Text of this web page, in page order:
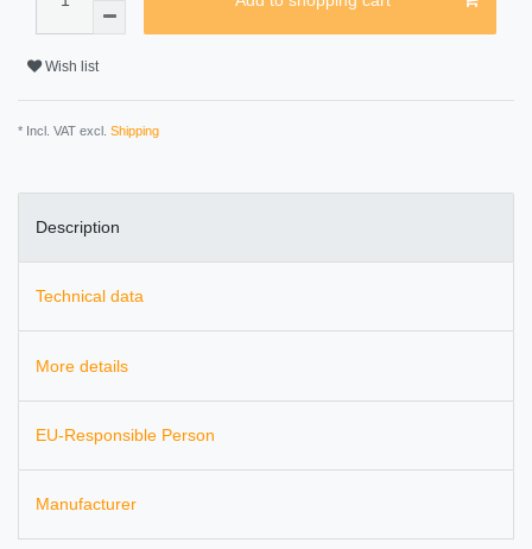
Wish list
* Incl. VAT excl. Shipping
Description
Technical data
More details
EU-Responsible Person
Manufacturer